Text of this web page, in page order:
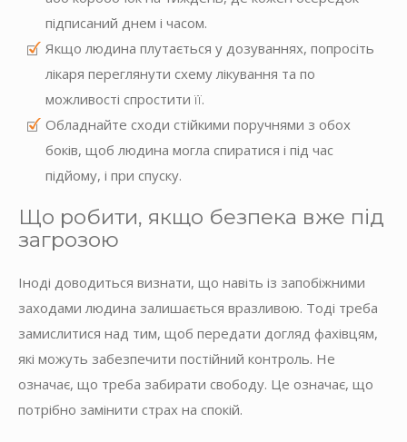
підписаний днем ​​і часом.
Якщо людина плутається у дозуваннях, попросіть
лікаря переглянути схему лікування та по
можливості спростити її.
Обладнайте сходи стійкими поручнями з обох
боків, щоб людина могла спиратися і під час
підйому, і при спуску.
Що робити, якщо безпека вже під
загрозою
Іноді доводиться визнати, що навіть із запобіжними
заходами людина залишається вразливою. Тоді треба
замислитися над тим, щоб передати догляд фахівцям,
які можуть забезпечити постійний контроль. Не
означає, що треба забирати свободу. Це означає, що
потрібно замінити страх на спокій.